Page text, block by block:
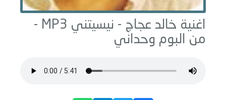
اغنية خالد عجاج - نيسيتني
MP3 -
من البوم وحداني